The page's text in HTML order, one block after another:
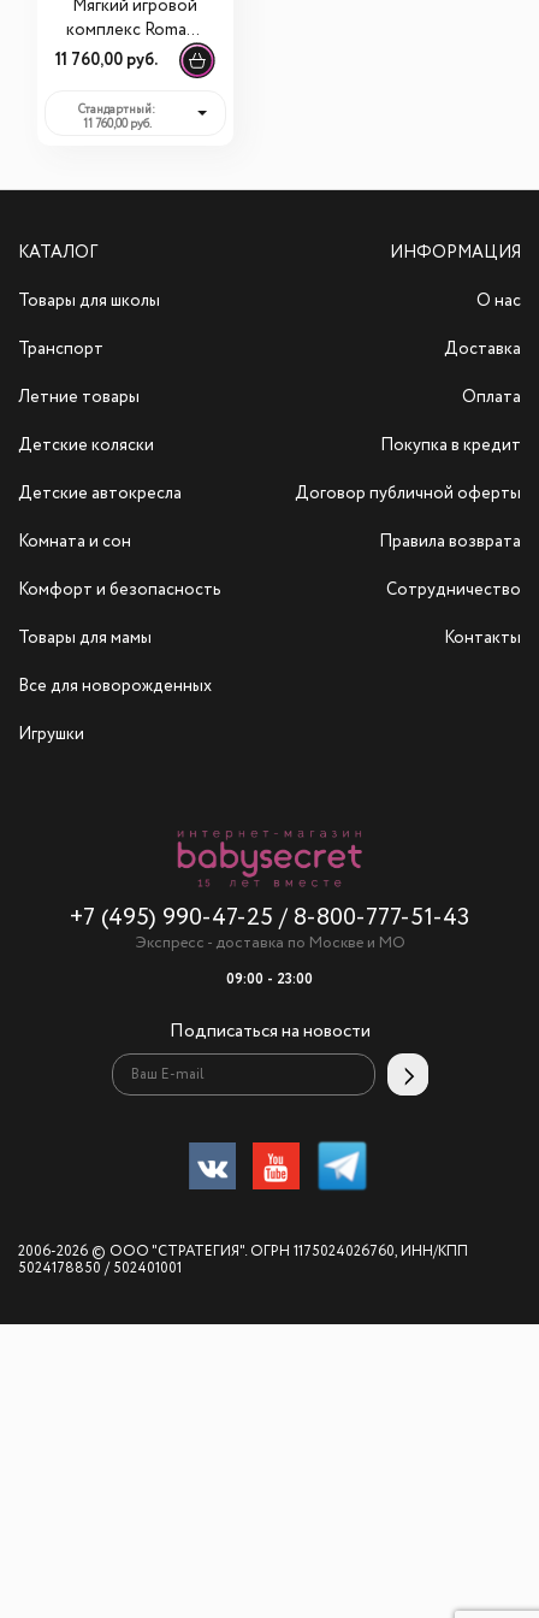
Мягкий игровой
комплекс Romana
«Самолет»
11 760,00 руб.
Стандартный:
11 760,00 руб.
КАТАЛОГ
Товары для школы
Транспорт
Летние товары
Детские коляски
Детские автокресла
Комната и сон
Комфорт и безопасность
Товары для мамы
Все для новорожденных
Игрушки
+7 (495) 990-47-25 / 8-800-777-51-43
Экспресс - доставка по Москве и МО
09:00 - 23:00
Подписаться на новости
ИНФОРМАЦИЯ
О нас
Доставка
Оплата
Покупка в кредит
Договор публичной оферты
Правила возврата
Сотрудничество
Контакты
2006-2026 © ООО "СТРАТЕГИЯ". ОГРН 1175024026760, ИНН/КПП
5024178850 / 502401001